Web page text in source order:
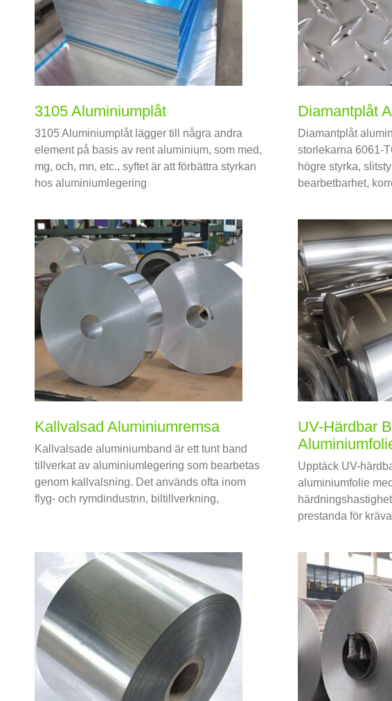
3105 Aluminiumplåt
3105 Aluminiumplåt lägger till några andra
element på basis av rent aluminium, som med,
mg, och, mn, etc., syftet är att förbättra styrkan
hos aluminiumlegering
Diamantplåt
Diamantplåt
storlekarna 6061-
högre styrka,
bearbetbarhet,
Kallvalsad Aluminiumremsa
Kallvalsade aluminiumband är ett tunt band
tillverkat av aluminiumlegering som bearbetas
genom kallvalsning. Det används ofta inom
flyg- och rymdindustrin, biltillverkning,
UV-Härdbar
Upptäck UV-
aluminiumfolie
prestanda för